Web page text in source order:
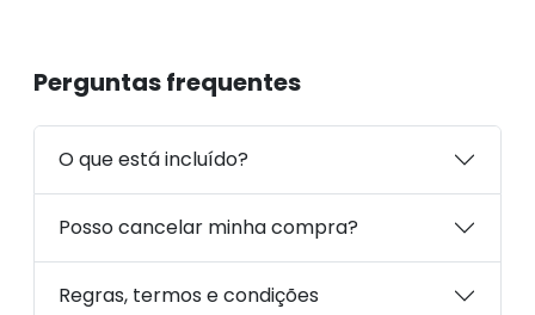
Perguntas frequentes
O que está incluído?
Posso cancelar minha compra?
Regras, termos e condições